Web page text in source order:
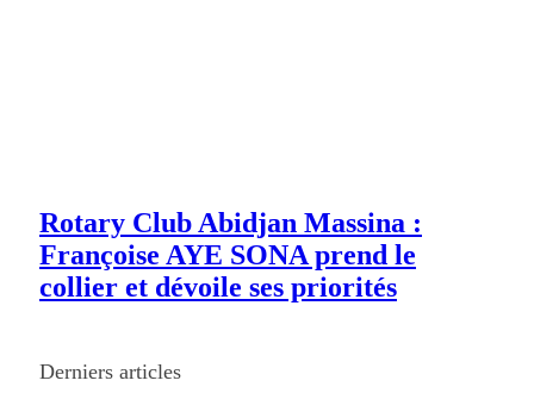
Rotary Club Abidjan Massina :
Françoise AYE SONA prend le
collier et dévoile ses priorités
Derniers articles